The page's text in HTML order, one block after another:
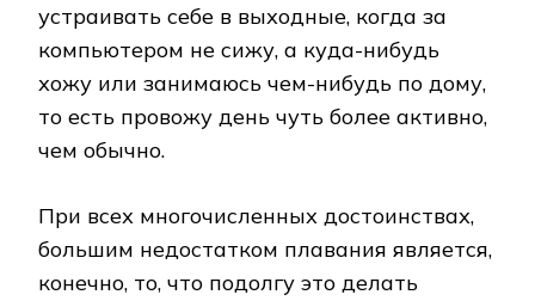
устраивать себе в выходные, когда за
компьютером не сижу, а куда-нибудь
хожу или занимаюсь чем-нибудь по дому,
то есть провожу день чуть более активно,
чем обычно.
При всех многочисленных достоинствах,
большим недостатком плавания является,
конечно, то, что подолгу это делать